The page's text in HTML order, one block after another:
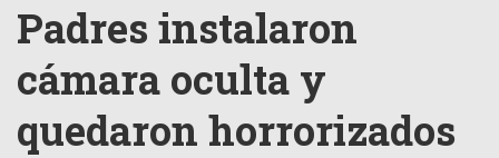
Padres instalaron
cámara oculta y
quedaron horrorizados